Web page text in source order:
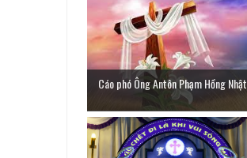
Cáo phó Ông Antôn Phạm Hồng Nhật